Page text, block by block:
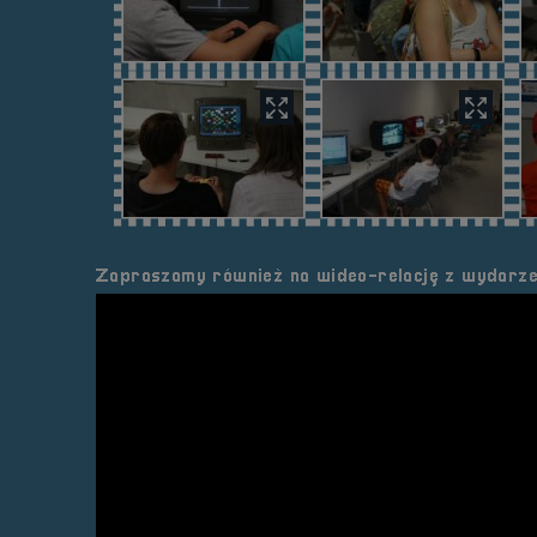
Zapraszamy również na wideo-relację z